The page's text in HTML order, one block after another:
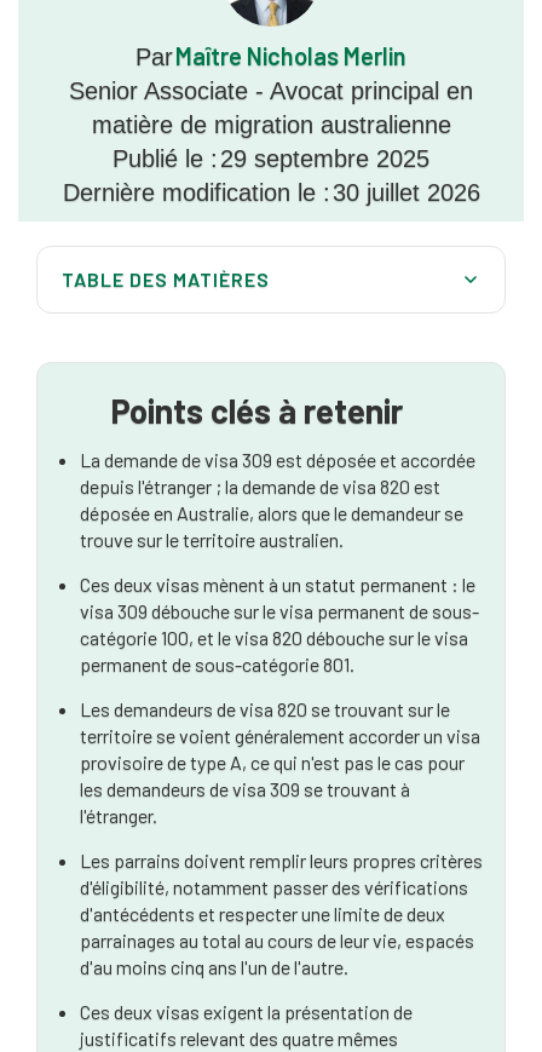
ParMaître Nicholas Merlin
Senior Associate - Avocat principal en
matière de migration australienne
Publié le : 29 septembre 2025
Dernière modification le : 30 juillet 2026
TABLE DES MATIÈRES
La voie de l'offshore
: La voie terrestre
Visa de partenaire 309 vs 820 : Principales
différences juridiques et pratiques
Quel visa de partenaire vous convient le mieux ?
Le rôle d'un avocat spécialisé en droit des
migrations
Conclusion : Prendre une décision en connaissance
de cause
Points clés à retenir
La demande de visa 309 est déposée et accordée
depuis l'étranger ; la demande de visa 820 est
déposée en Australie, alors que le demandeur se
trouve sur le territoire australien.
Ces deux visas mènent à un statut permanent : le
visa 309 débouche sur le visa permanent de sous-
catégorie 100, et le visa 820 débouche sur le visa
permanent de sous-catégorie 801.
Les demandeurs de visa 820 se trouvant sur le
territoire se voient généralement accorder un visa
provisoire de type A, ce qui n'est pas le cas pour
les demandeurs de visa 309 se trouvant à
l'étranger.
Les parrains doivent remplir leurs propres critères
d'éligibilité, notamment passer des vérifications
d'antécédents et respecter une limite de deux
parrainages au total au cours de leur vie, espacés
d'au moins cinq ans l'un de l'autre.
Ces deux visas exigent la présentation de
justificatifs relevant des quatre mêmes